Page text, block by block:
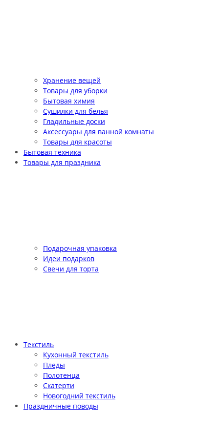
Хранение вещей
Товары для уборки
Бытовая химия
Сушилки для белья
Гладильные доски
Аксессуары для ванной комнаты
Товары для красоты
Бытовая техника
Товары для праздника
Подарочная упаковка
Идеи подарков
Свечи для торта
Текстиль
Кухонный текстиль
Пледы
Полотенца
Скатерти
Новогодний текстиль
Праздничные поводы